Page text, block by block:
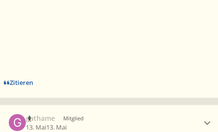
Zitieren
gathame Mitglied
13. Mai13. Mai